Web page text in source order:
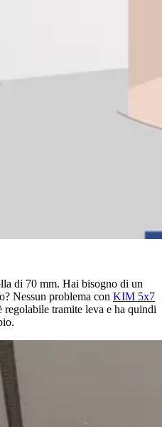
di 70 mm. Hai bisogno di un
Nessun problema con KIM 5x7
regolabile tramite leva e ha quindi